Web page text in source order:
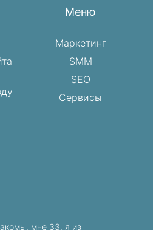
Меню
Маркетинг
SMM
SEO
Сервисы
мне 33, я из